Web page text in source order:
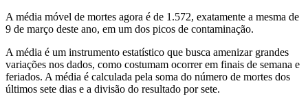
A média móvel de mortes agora é de 1.572, exatamente a mesma de
9 de março deste ano, em um dos picos de contaminação.
A média é um instrumento estatístico que busca amenizar grandes
variações nos dados, como costumam ocorrer em finais de semana e
feriados. A média é calculada pela soma do número de mortes dos
últimos sete dias e a divisão do resultado por sete.